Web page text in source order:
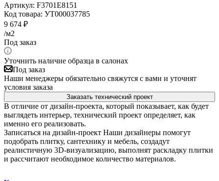
Артикул: F3701E8151
Код товара: УТ000037785
9 674 ₽
/м2
Под заказ
Уточнить наличие образца в салонах
Под заказ
Наши менеджеры обязательно свяжутся с вами и уточнят
условия заказа
Заказать технический проект
В отличие от дизайн-проекта, который показывает, как будет
выглядеть интерьер, технический проект определяет, как
именно его реализовать.
Записаться на дизайн-проект Наши дизайнеры помогут
подобрать плитку, сантехнику и мебель, создадут
реалистичную 3D-визуализацию, выполнят раскладку плитки
и рассчитают необходимое количество материалов.